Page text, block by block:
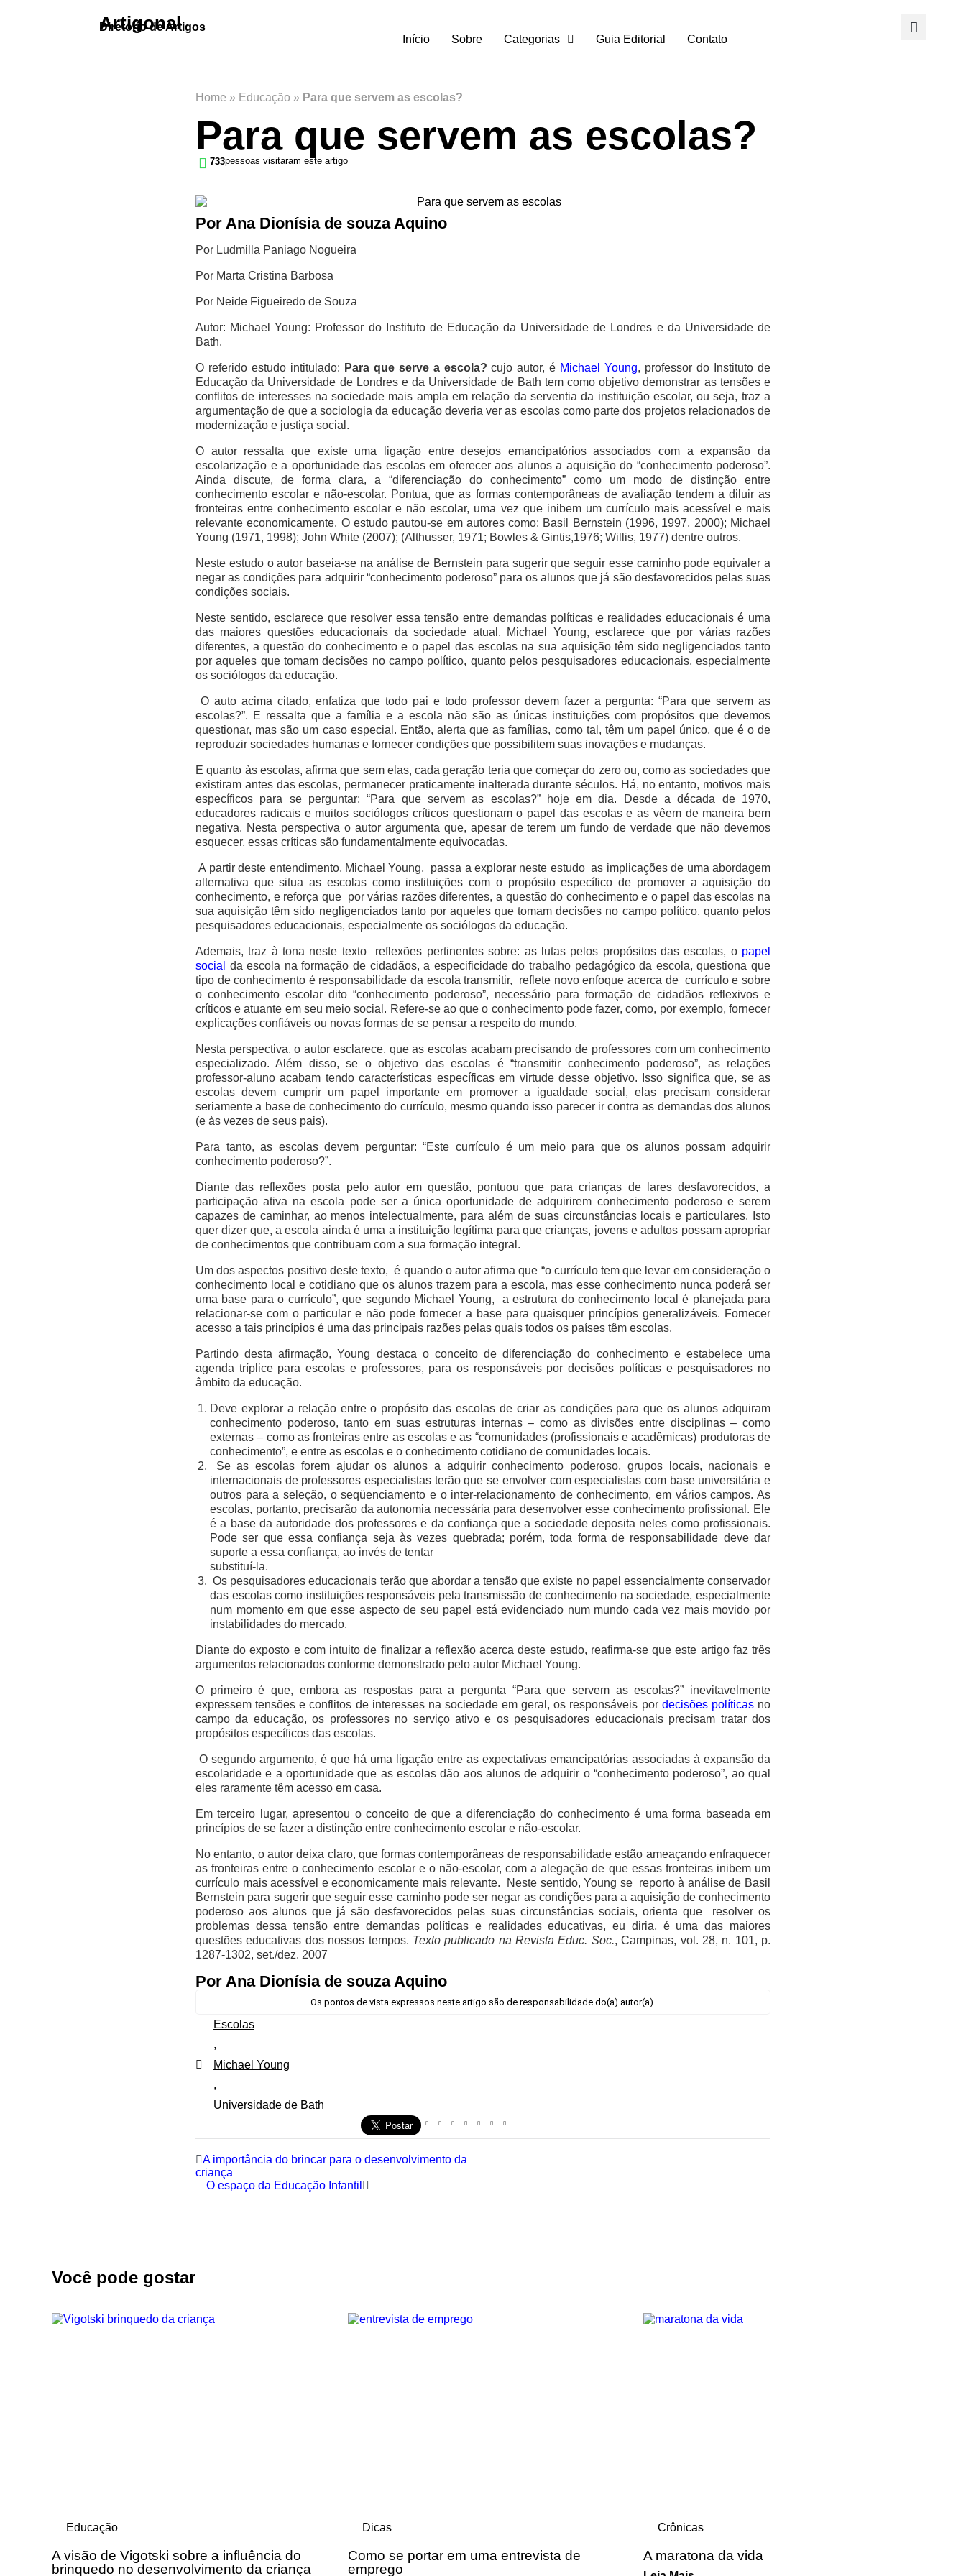
Artigonal
Diretório de Artigos
Início
Sobre Categorias Guia Editorial Contato
Home » Educação » Para que servem as escolas?
Para que servem as escolas?
733pessoas visitaram este artigo
Por Ana Dionísia de souza Aquino
Por Ludmilla Paniago Nogueira
Por Marta Cristina Barbosa
Por Neide Figueiredo de Souza
Autor: Michael Young: Professor do Instituto de Educação da Universidade de Londres e da Universidade de
Bath.
O referido estudo intitulado: Para que serve a escola? cujo autor, é Michael Young, professor do Instituto de
Educação da Universidade de Londres e da Universidade de Bath tem como objetivo demonstrar as tensões e
conflitos de interesses na sociedade mais ampla em relação da serventia da instituição escolar, ou seja, traz a
argumentação de que a sociologia da educação deveria ver as escolas como parte dos projetos relacionados de
modernização e justiça social.
O autor ressalta que existe uma ligação entre desejos emancipatórios associados com a expansão da
escolarização e a oportunidade das escolas em oferecer aos alunos a aquisição do “conhecimento poderoso”.
Ainda discute, de forma clara, a “diferenciação do conhecimento” como um modo de distinção entre
conhecimento escolar e não-escolar. Pontua, que as formas contemporâneas de avaliação tendem a diluir as
fronteiras entre conhecimento escolar e não escolar, uma vez que inibem um currículo mais acessível e mais
relevante economicamente. O estudo pautou-se em autores como: Basil Bernstein (1996, 1997, 2000); Michael
Young (1971, 1998); John White (2007); (Althusser, 1971; Bowles & Gintis,1976; Willis, 1977) dentre outros.
Neste estudo o autor baseia-se na análise de Bernstein para sugerir que seguir esse caminho pode equivaler a
negar as condições para adquirir “conhecimento poderoso” para os alunos que já são desfavorecidos pelas suas
condições sociais.
Neste sentido, esclarece que resolver essa tensão entre demandas políticas e realidades educacionais é uma
das maiores questões educacionais da sociedade atual. Michael Young, esclarece que por várias razões
diferentes, a questão do conhecimento e o papel das escolas na sua aquisição têm sido negligenciados tanto
por aqueles que tomam decisões no campo político, quanto pelos pesquisadores educacionais, especialmente
os sociólogos da educação.
O auto acima citado, enfatiza que todo pai e todo professor devem fazer a pergunta: “Para que servem as
escolas?”. E ressalta que a família e a escola não são as únicas instituições com propósitos que devemos
questionar, mas são um caso especial. Então, alerta que as famílias, como tal, têm um papel único, que é o de
reproduzir sociedades humanas e fornecer condições que possibilitem suas inovações e mudanças.
E quanto às escolas, afirma que sem elas, cada geração teria que começar do zero ou, como as sociedades que
existiram antes das escolas, permanecer praticamente inalterada durante séculos. Há, no entanto, motivos mais
específicos para se perguntar: “Para que servem as escolas?” hoje em dia. Desde a década de 1970,
educadores radicais e muitos sociólogos críticos questionam o papel das escolas e as vêem de maneira bem
negativa. Nesta perspectiva o autor argumenta que, apesar de terem um fundo de verdade que não devemos
esquecer, essas críticas são fundamentalmente equivocadas.
A partir deste entendimento, Michael Young, passa a explorar neste estudo as implicações de uma abordagem
alternativa que situa as escolas como instituições com o propósito específico de promover a aquisição do
conhecimento, e reforça que por várias razões diferentes, a questão do conhecimento e o papel das escolas na
sua aquisição têm sido negligenciados tanto por aqueles que tomam decisões no campo político, quanto pelos
pesquisadores educacionais, especialmente os sociólogos da educação.
Ademais, traz à tona neste texto reflexões pertinentes sobre: as lutas pelos propósitos das escolas, o papel
social
da escola na formação de cidadãos, a especificidade do trabalho pedagógico da escola, questiona que
tipo de conhecimento é responsabilidade da escola transmitir, reflete novo enfoque acerca de currículo e sobre
o conhecimento escolar dito “conhecimento poderoso”, necessário para formação de cidadãos reflexivos e
críticos e atuante em seu meio social. Refere-se ao que o conhecimento pode fazer, como, por exemplo, fornecer
explicações confiáveis ou novas formas de se pensar a respeito do mundo.
Nesta perspectiva, o autor esclarece, que as escolas acabam precisando de professores com um conhecimento
especializado. Além disso, se o objetivo das escolas é “transmitir conhecimento poderoso”, as relações
professor-aluno acabam tendo características específicas em virtude desse objetivo. Isso significa que, se as
escolas devem cumprir um papel importante em promover a igualdade social, elas precisam considerar
seriamente a base de conhecimento do currículo, mesmo quando isso parecer ir contra as demandas dos alunos
(e às vezes de seus pais).
Para tanto, as escolas devem perguntar: “Este currículo é um meio para que os alunos possam adquirir
conhecimento poderoso?”.
Diante das reflexões posta pelo autor em questão, pontuou que para crianças de lares desfavorecidos, a
participação ativa na escola pode ser a única oportunidade de adquirirem conhecimento poderoso e serem
capazes de caminhar, ao menos intelectualmente, para além de suas circunstâncias locais e particulares. Isto
quer dizer que, a escola ainda é uma a instituição legítima para que crianças, jovens e adultos possam apropriar
de conhecimentos que contribuam com a sua formação integral.
Um dos aspectos positivo deste texto, é quando o autor afirma que “o currículo tem que levar em consideração o
conhecimento local e cotidiano que os alunos trazem para a escola, mas esse conhecimento nunca poderá ser
uma base para o currículo”, que segundo Michael Young, a estrutura do conhecimento local é planejada para
relacionar-se com o particular e não pode fornecer a base para quaisquer princípios generalizáveis. Fornecer
acesso a tais princípios é uma das principais razões pelas quais todos os países têm escolas.
Partindo desta afirmação, Young destaca o conceito de diferenciação do conhecimento e estabelece uma
agenda tríplice para escolas e professores, para os responsáveis por decisões políticas e pesquisadores no
âmbito da educação.
Deve explorar a relação entre o propósito das escolas de criar as condições para que os alunos adquiram
conhecimento poderoso, tanto em suas estruturas internas – como as divisões entre disciplinas – como
externas – como as fronteiras entre as escolas e as “comunidades (profissionais e acadêmicas) produtoras de
conhecimento”, e entre as escolas e o conhecimento cotidiano de comunidades locais.
Se as escolas forem ajudar os alunos a adquirir conhecimento poderoso, grupos locais, nacionais e
internacionais de professores especialistas terão que se envolver com especialistas com base universitária e
outros para a seleção, o seqüenciamento e o inter-relacionamento de conhecimento, em vários campos. As
escolas, portanto, precisarão da autonomia necessária para desenvolver esse conhecimento profissional. Ele
é a base da autoridade dos professores e da confiança que a sociedade deposita neles como profissionais.
Pode ser que essa confiança seja às vezes quebrada; porém, toda forma de responsabilidade deve dar
suporte a essa confiança, ao invés de tentar
substituí-la.
Os pesquisadores educacionais terão que abordar a tensão que existe no papel essencialmente conservador
das escolas como instituições responsáveis pela transmissão de conhecimento na sociedade, especialmente
num momento em que esse aspecto de seu papel está evidenciado num mundo cada vez mais movido por
instabilidades do mercado.
Diante do exposto e com intuito de finalizar a reflexão acerca deste estudo, reafirma-se que este artigo faz três
argumentos relacionados conforme demonstrado pelo autor Michael Young.
O primeiro é que, embora as respostas para a pergunta “Para que servem as escolas?” inevitavelmente
expressem tensões e conflitos de interesses na sociedade em geral, os responsáveis por decisões políticasno
campo da educação, os professores no serviço ativo e os pesquisadores educacionais precisam tratar dos
propósitos específicos das escolas.
O segundo argumento, é que há uma ligação entre as expectativas emancipatórias associadas à expansão da
escolaridade e a oportunidade que as escolas dão aos alunos de adquirir o “conhecimento poderoso”, ao qual
eles raramente têm acesso em casa.
Em terceiro lugar, apresentou o conceito de que a diferenciação do conhecimento é uma forma baseada em
princípios de se fazer a distinção entre conhecimento escolar e não-escolar.
No entanto, o autor deixa claro, que formas contemporâneas de responsabilidade estão ameaçando enfraquecer
as fronteiras entre o conhecimento escolar e o não-escolar, com a alegação de que essas fronteiras inibem um
currículo mais acessível e economicamente mais relevante. Neste sentido, Young se reporto à análise de Basil
Bernstein para sugerir que seguir esse caminho pode ser negar as condições para a aquisição de conhecimento
poderoso aos alunos que já são desfavorecidos pelas suas circunstâncias sociais, orienta que resolver os
problemas dessa tensão entre demandas políticas e realidades educativas, eu diria, é uma das maiores
questões educativas dos nossos tempos. Texto publicado na Revista Educ. Soc., Campinas, vol. 28, n. 101, p.
1287-1302, set./dez. 2007
Por Ana Dionísia de souza Aquino
Os pontos de vista expressos neste artigo são de responsabilidade do(a) autor(a).
Escolas
,
Michael Young
,
Universidade de Bath
A importância do brincar para o desenvolvimento da
criança
O espaço da Educação Infantil
Você pode gostar
Educação
A visão de Vigotski sobre a influência do
brinquedo no desenvolvimento da criança
Dicas
Como se portar em uma entrevista de
emprego
Crônicas
A maratona da vida